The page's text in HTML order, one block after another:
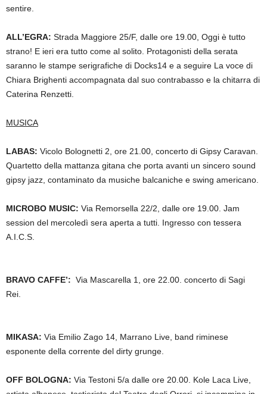
sentire.
ALL’EGRA: Strada Maggiore 25/F, dalle ore 19.00, Oggi è tutto
strano! E ieri era tutto come al solito. Protagonisti della serata
saranno le stampe serigrafiche di Docks14 e a seguire La voce di
Chiara Brighenti accompagnata dal suo contrabasso e la chitarra di
Caterina Renzetti.
MUSICA
LABAS: Vicolo Bolognetti 2, ore 21.00, concerto di Gipsy Caravan.
Quartetto della mattanza gitana che porta avanti un sincero sound
gipsy jazz, contaminato da musiche balcaniche e swing americano.
MICROBO MUSIC: Via Remorsella 22/2, dalle ore 19.00. Jam
session del mercoledì sera aperta a tutti. Ingresso con tessera
A.I.C.S.
BRAVO CAFFE’: Via Mascarella 1, ore 22.00. concerto di Sagi
Rei.
MIKASA: Via Emilio Zago 14, Marrano Live, band riminese
esponente della corrente del dirty grunge.
OFF BOLOGNA: Via Testoni 5/a dalle ore 20.00. Kole Laca Live,